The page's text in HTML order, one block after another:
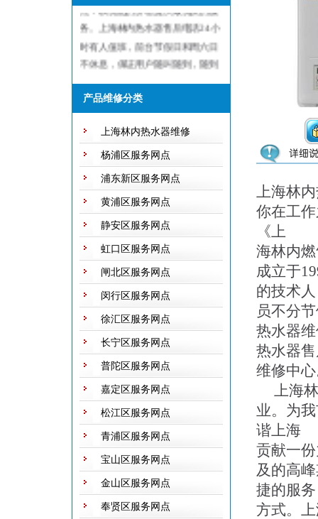
点：以优惠的价格提供最优质的服
务。上海林内热水器售后电话24小
时有人值班，前台节假日和周六日
不休息，保证用户随叫随到，随到
产品维修分类
上海林内热水器维修
杨浦区服务网点
浦东新区服务网点
黄浦区服务网点
静安区服务网点
虹口区服务网点
闸北区服务网点
闵行区服务网点
徐汇区服务网点
长宁区服务网点
普陀区服务网点
嘉定区服务网点
松江区服务网点
青浦区服务网点
宝山区服务网点
金山区服务网点
奉贤区服务网点
上海林
你在工
《上
海林内
成立于
的技术人
员不分
热水器
热水器
维修中
上海林
业。为
谐上海
贡献一
及的高
捷的服务
方式。